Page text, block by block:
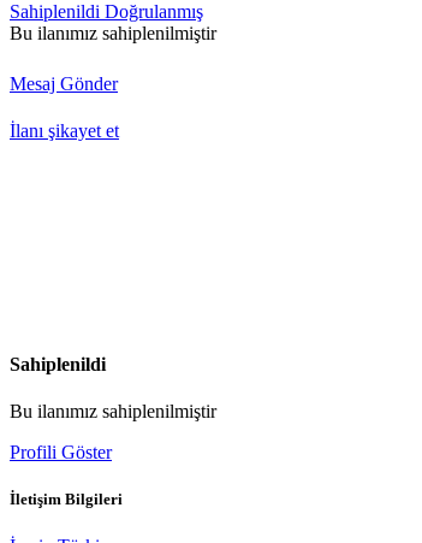
Sahiplenildi Doğrulanmış
Bu ilanımız sahiplenilmiştir
Mesaj Gönder
İlanı şikayet et
Sahiplenildi
Bu ilanımız sahiplenilmiştir
Profili Göster
İletişim Bilgileri